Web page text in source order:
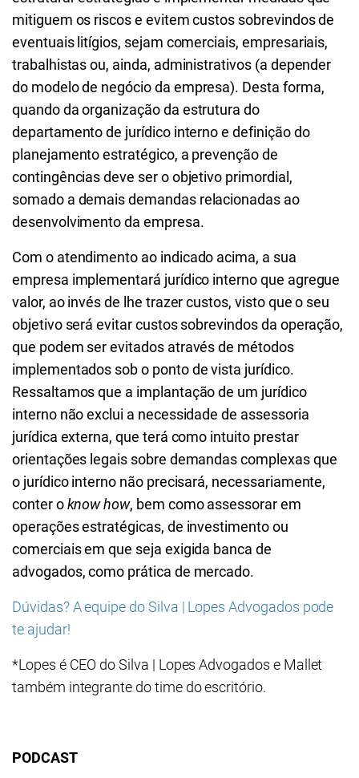
mitiguem os riscos e evitem custos sobrevindos de
eventuais litígios, sejam comerciais, empresariais,
trabalhistas ou, ainda, administrativos (a depender
do modelo de negócio da empresa). Desta forma,
quando da organização da estrutura do
departamento de jurídico interno e definição do
planejamento estratégico, a prevenção de
contingências deve ser o objetivo primordial,
somado a demais demandas relacionadas ao
desenvolvimento da empresa.
Com o atendimento ao indicado acima, a sua
empresa implementará jurídico interno que agregue
valor, ao invés de lhe trazer custos, visto que o seu
objetivo será evitar custos sobrevindos da operação,
que podem ser evitados através de métodos
implementados sob o ponto de vista jurídico.
Ressaltamos que a implantação de um jurídico
interno não exclui a necessidade de assessoria
jurídica externa, que terá como intuito prestar
orientações legais sobre demandas complexas que
o jurídico interno não precisará, necessariamente,
conter oknow how, bem como assessorar em
operações estratégicas, de investimento ou
comerciais em que seja exigida banca de
advogados, como prática de mercado.
Dúvidas? A equipe do Silva | Lopes Advogados pode
te ajudar!
*Lopes é CEO do Silva | Lopes Advogados e Mallet
também integrante do time do escritório.
PODCAST